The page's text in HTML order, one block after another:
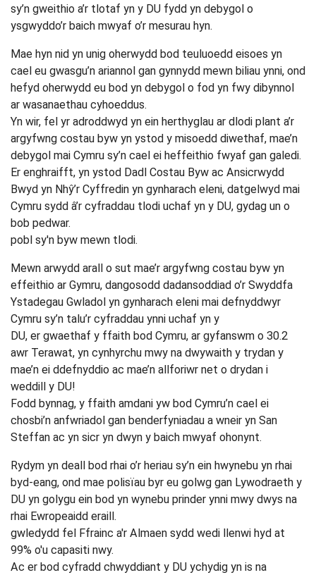
sy’n gweithio a’r tlotaf yn y DU fydd yn debygol o
ysgwyddo’r baich mwyaf o’r mesurau hyn.
Mae hyn nid yn unig oherwydd bod teuluoedd eisoes yn
cael eu gwasgu’n ariannol gan gynnydd mewn biliau ynni, ond
hefyd oherwydd eu bod yn debygol o fod yn fwy dibynnol
ar wasanaethau cyhoeddus.
Yn wir, fel yr adroddwyd yn ein herthyglau ar dlodi plant a’r
argyfwng costau byw yn ystod y misoedd diwethaf, mae’n
debygol mai Cymru sy’n cael ei heffeithio fwyaf gan galedi.
Er enghraifft, yn ystod Dadl Costau Byw ac Ansicrwydd
Bwyd yn Nhŷ’r Cyffredin yn gynharach eleni, datgelwyd mai
Cymru sydd â’r cyfraddau tlodi uchaf yn y DU, gydag un o
bob pedwar.
pobl sy'n byw mewn tlodi.
Mewn arwydd arall o sut mae’r argyfwng costau byw yn
effeithio ar Gymru, dangosodd dadansoddiad o’r Swyddfa
Ystadegau Gwladol yn gynharach eleni mai defnyddwyr
Cymru sy’n talu’r cyfraddau ynni uchaf yn y
DU, er gwaethaf y ffaith bod Cymru, ar gyfanswm o 30.2
awr Terawat, yn cynhyrchu mwy na dwywaith y trydan y
mae’n ei ddefnyddio ac mae’n allforiwr net o drydan i
weddill y DU!
Fodd bynnag, y ffaith amdani yw bod Cymru’n cael ei
chosbi’n anfwriadol gan benderfyniadau a wneir yn San
Steffan ac yn sicr yn dwyn y baich mwyaf ohonynt.
Rydym yn deall bod rhai o’r heriau sy’n ein hwynebu yn rhai
byd-eang, ond mae polisïau byr eu golwg gan Lywodraeth y
DU yn golygu ein bod yn wynebu prinder ynni mwy dwys na
rhai Ewropeaidd eraill.
gwledydd fel Ffrainc a'r Almaen sydd wedi llenwi hyd at
99% o'u capasiti nwy.
Ac er bod cyfradd chwyddiant y DU ychydig yn is na